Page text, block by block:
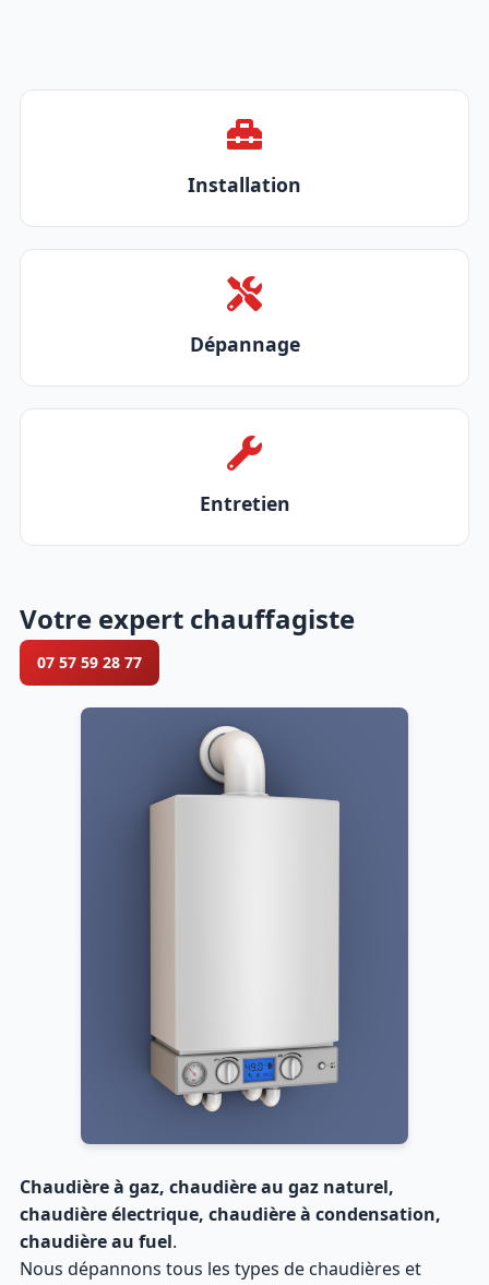
Installation
Dépannage
Entretien
Votre expert chauffagiste
07 57 59 28 77
Chaudière à gaz, chaudière au gaz naturel,
chaudière électrique, chaudière à condensation,
chaudière au fuel.
Nous dépannons tous les types de chaudières et